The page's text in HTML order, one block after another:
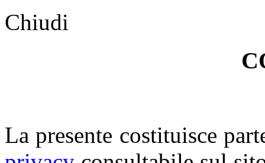
Chiudi
La presente costituisce